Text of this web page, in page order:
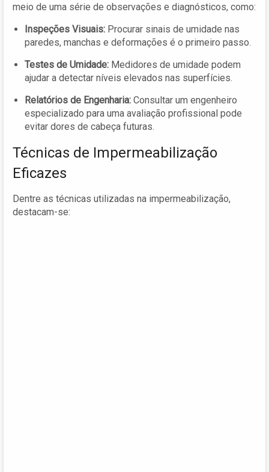
meio de uma série de observações e diagnósticos, como:
Inspeções Visuais: Procurar sinais de umidade nas
paredes, manchas e deformações é o primeiro passo.
Testes de Umidade: Medidores de umidade podem
ajudar a detectar níveis elevados nas superfícies.
Relatórios de Engenharia: Consultar um engenheiro
especializado para uma avaliação profissional pode
evitar dores de cabeça futuras.
Técnicas de Impermeabilização
Eficazes
Dentre as técnicas utilizadas na impermeabilização,
destacam-se: